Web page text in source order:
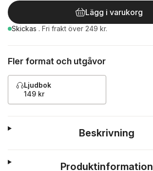
Lägg i varukorg
Skickas . Fri frakt över 249 kr.
Fler format och utgåvor
Ljudbok
149 kr
Beskrivning
Produktinformation